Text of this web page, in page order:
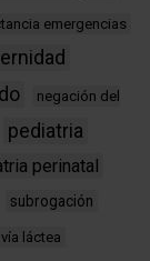
emergencias
negación del
pediatria
perinatal
subrogación
vía láctea